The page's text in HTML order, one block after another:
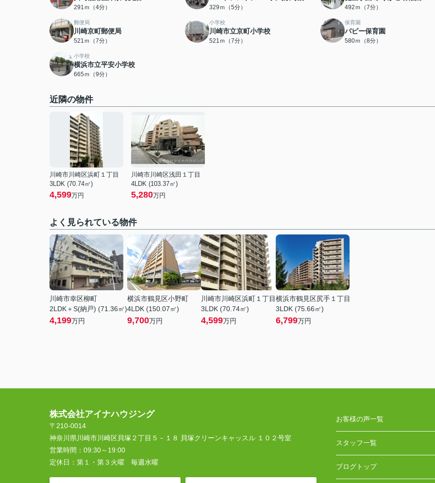
291ｍ（4分） 329ｍ（5分） 492ｍ（7分）
郵便局
川崎京町郵便局
521ｍ（7分）
小学校
川崎市立京町小学校
521ｍ（7分）
保育園
パピー保育園
580ｍ（8分）
小学校
横浜市立平安小学校
665ｍ（9分）
近隣の物件
川崎市川崎区浜町１丁目
3LDK (70.74㎡)
4,599万円
川崎市川崎区浅田１丁目
4LDK (103.37㎡)
5,280万円
よく見られている物件
川崎市幸区柳町
2LDK＋S(納戸) (71.36㎡)
4,199万円
横浜市鶴見区小野町
4LDK (150.07㎡)
9,700万円
川崎市川崎区浜町１丁目
3LDK (70.74㎡)
4,599万円
横浜市鶴見区尻手１丁目
3LDK (75.66㎡)
6,799万円
株式会社アイナハウジング
〒210-0014
神奈川県川崎市川崎区貝塚２丁目５－１８ 貝塚クリーンキャッスル １０２号室
営業時間： 09:30～19:00
定休日： 第１・第３火曜 毎週水曜
お客様の声一覧
スタッフ一覧
ブログトップ